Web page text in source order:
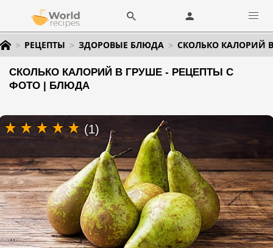
РЕЦЕПТЫ ЗДОРОВЫЕ БЛЮДА СКОЛЬКО КАЛОРИЙ
СКОЛЬКО КАЛОРИЙ В ГРУШЕ - РЕЦЕПТЫ С
ФОТО | БЛЮДА
(1)